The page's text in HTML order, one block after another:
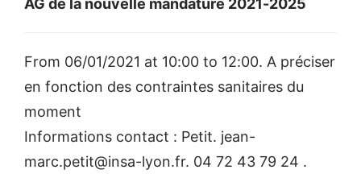
AG de la nouvelle mandature 2021-2025
From 06/01/2021 at 10:00 to 12:00. A préciser
en fonction des contraintes sanitaires du
moment
Informations contact : Petit. jean-
marc.petit@insa-lyon.fr. 04 72 43 79 24 .